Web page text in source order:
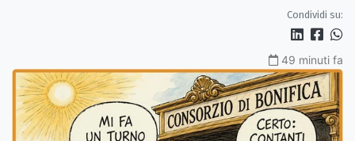
Condividi su:
49 minuti fa